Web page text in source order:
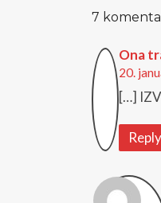
7
Ona
20.
[…]
Reply